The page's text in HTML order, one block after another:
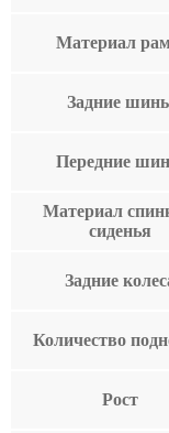
Материал
Задние
Передние
Материал
сиденья
Задние
Количество
Рост